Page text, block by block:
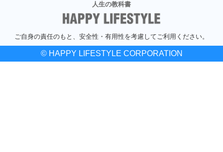
人生の教科書
ご自身の責任のもと、安全性・有用性を考慮してご利用ください。
© HAPPY LIFESTYLE CORPORATION